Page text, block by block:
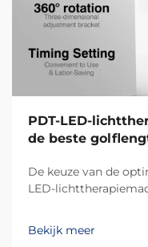
PDT-LED-
de beste
De keuze van de
LED-
klanten.
verschillende
Bekijk meer